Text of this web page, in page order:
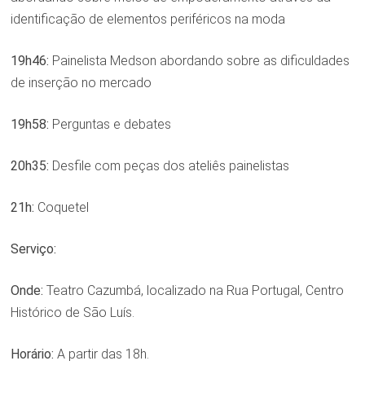
identificação de elementos periféricos na moda
19h46: Painelista Medson abordando sobre as dificuldades
de inserção no mercado
19h58: Perguntas e debates
20h35: Desfile com peças dos ateliês painelistas
21h: Coquetel
Serviço:
Onde: Teatro Cazumbá, localizado na Rua Portugal, Centro
Histórico de São Luís.
Horário: A partir das 18h.